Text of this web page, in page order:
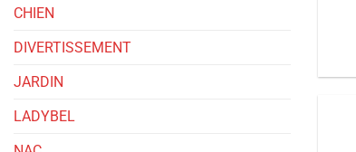
CHIEN
DIVERTISSEMENT
JARDIN
LADYBEL